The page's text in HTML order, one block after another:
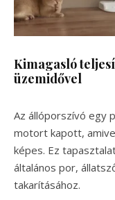
Kimagasló
üzemidővel
Az állóporszívó egy
motort kapott,
képes. Ez
általános por,
takarításához.